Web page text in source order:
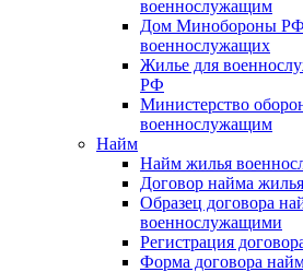
военнослужащим
Дом Минобороны РФ
военнослужащих
Жилье для
РФ
Министерство
военнослужащим
Найм
Найм жилья
Договор найма
Образец договора
военнослужащими
Регистрация
Форма договора